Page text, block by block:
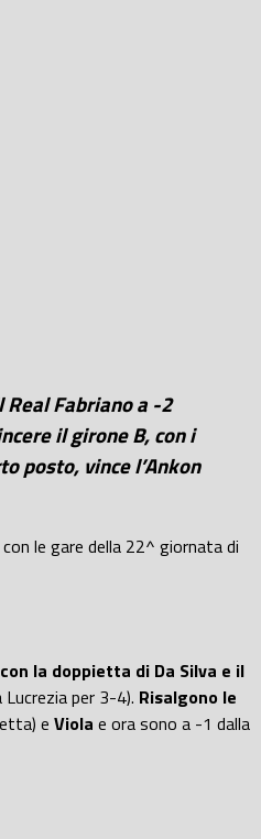
Fabriano a -2
il girone B, con i
posto, vince l’Ankon
le gare della 22^ giornata di
la doppietta di Da Silva e il
per 3-4). Risalgono le
e Viola e ora sono a -1 dalla